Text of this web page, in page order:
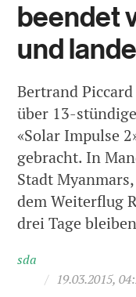
beendet
und
Bertrand
über 13-
«Solar Impulse
gebracht. In
Stadt
dem Weiterflug
drei Tage
sda
/ 19.03.2015,